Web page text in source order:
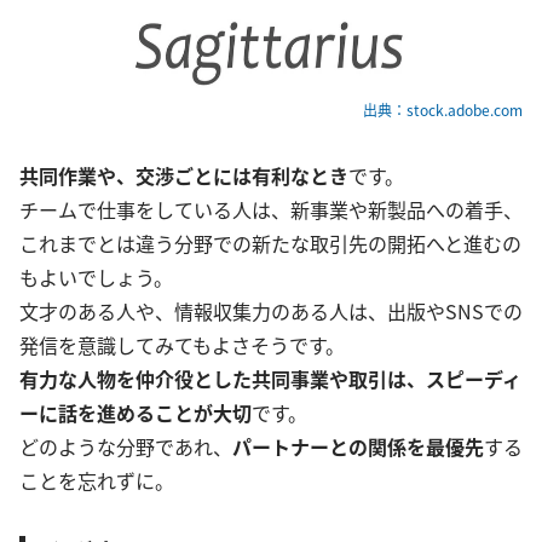
出典：stock.adobe.com
共同作業や、交渉ごとには有利なときです。
チームで仕事をしている人は、新事業や新製品への着手、
これまでとは違う分野での新たな取引先の開拓へと進むの
もよいでしょう。
文才のある人や、情報収集力のある人は、出版やSNSでの
発信を意識してみてもよさそうです。
有力な人物を仲介役とした共同事業や取引は、スピーディ
ーに話を進めることが大切です。
どのような分野であれ、 パートナーとの関係を最優先する
ことを忘れずに。